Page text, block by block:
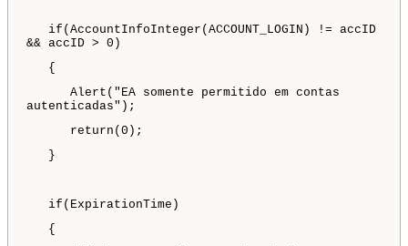
if(AccountInfoInteger(ACCOUNT_LOGIN) != accID
&& accID > 0)
{
Alert("EA somente permitido em contas
autenticadas");
return(0);
}
if(ExpirationTime)
{